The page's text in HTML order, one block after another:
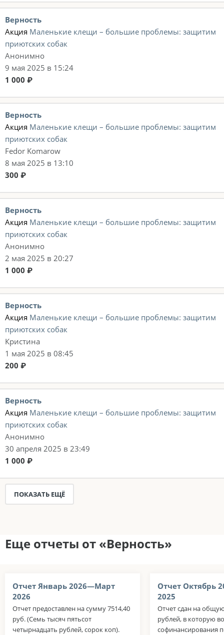
Верность
Акция Маленькие клещи – большие проблемы: защитим
приютских собак
Анонимно
9 мая 2025 в 15:24
1 000 ₽
Верность
Акция Маленькие клещи – большие проблемы: защитим
приютских собак
Fedor Komarow
8 мая 2025 в 13:10
300 ₽
Верность
Акция Маленькие клещи – большие проблемы: защитим
приютских собак
Анонимно
2 мая 2025 в 20:27
1 000 ₽
Верность
Акция Маленькие клещи – большие проблемы: защитим
приютских собак
Кристина
1 мая 2025 в 08:45
200 ₽
Верность
Акция Маленькие клещи – большие проблемы: защитим
приютских собак
Анонимно
30 апреля 2025 в 23:49
1 000 ₽
ПОКАЗАТЬ ЕЩЁ
Еще отчеты от «Верность»
Отчет Январь 2026—Март
2026
Отчет предоставлен на сумму 7514,40
руб. (Семь тысяч пятьсот
четырнадцать рублей, сорок коп).
Отчет Октябрь
2025
Отчет сдан на
рублей, в которую
софинансирования